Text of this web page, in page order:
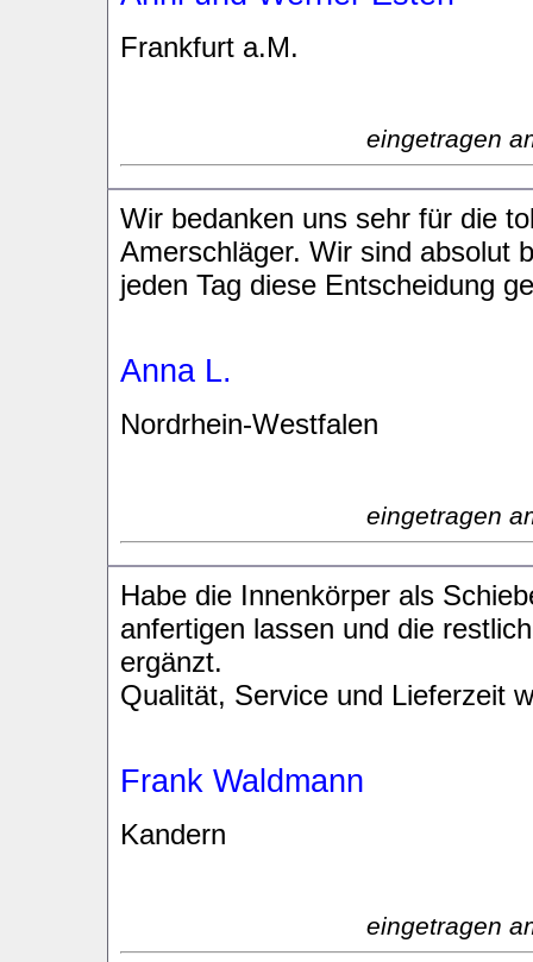
Frankfurt a.M.
eingetragen
Wir bedanken uns sehr für die
Amerschläger. Wir sind absolut
jeden Tag diese Entscheidung
Anna L.
Nordrhein-Westfalen
eingetragen
Habe die Innenkörper als
anfertigen lassen und die
ergänzt.
Qualität, Service und Lieferzeit
Frank Waldmann
Kandern
eingetragen